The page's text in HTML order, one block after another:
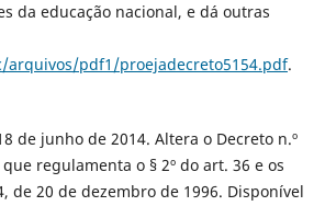
da educação nacional, e dá outras
pdf1/proejadecreto5154.pdf.
de junho de 2014. Altera o Decreto n.º
regulamenta o § 2º do art. 36 e os
de 20 de dezembro de 1996. Disponível